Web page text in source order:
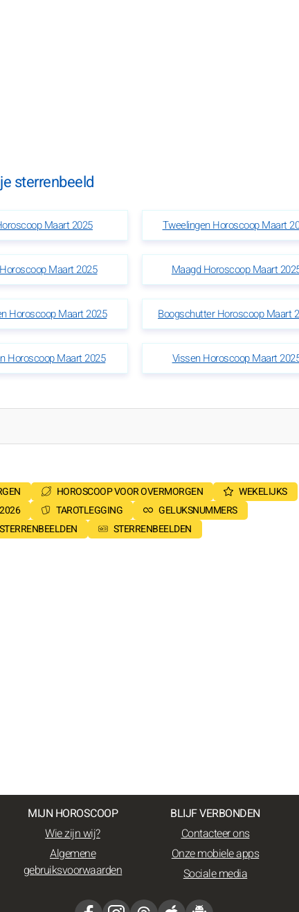
sterrenbeeld
Maart 2025 Tweelingen Horoscoop Maart
Maart 2025 Maagd Horoscoop Maart
Horoscoop Maart 2025 Boogschutter Horoscoop Maart
Horoscoop Maart 2025 Vissen Horoscoop Maart
HOROSCOOP VOOR OVERMORGEN
WEKELIJKS
TAROTLEGGING
GELUKSNUMMERS
STERRENBEELDEN
MIJN HOROSCOOP
Wie zijn wij?
Algemene
gebruiksvoorwaarden
BLIJF VERBONDEN
Contacteer ons
Onze mobiele apps
Sociale media